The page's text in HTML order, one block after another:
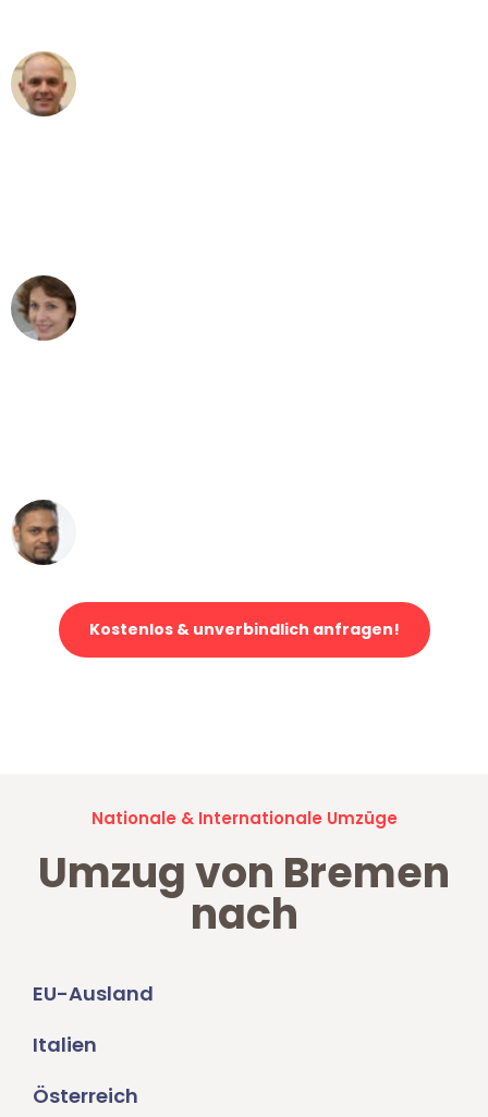
Kostenlos & unverbindlich anfragen!
Nationale & Internationale Umzüge
Umzug von Bremen
nach
EU-Ausland
Italien
Österreich